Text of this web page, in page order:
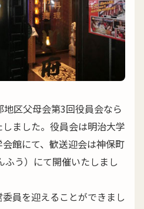
区父母会第3回役員会なら
ました。役員会は明治大学
館にて、歓送迎会は神保町
ふう）にて開催いたしまし
員を迎えることができまし